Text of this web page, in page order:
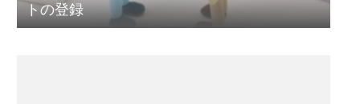
トの登録